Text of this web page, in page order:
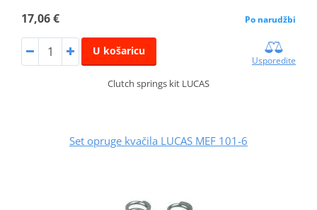
17,06 € Po narudžbi
U košaricu
Usporedite
Clutch springs kit LUCAS
Set opruge kvačila LUCAS MEF 101-6